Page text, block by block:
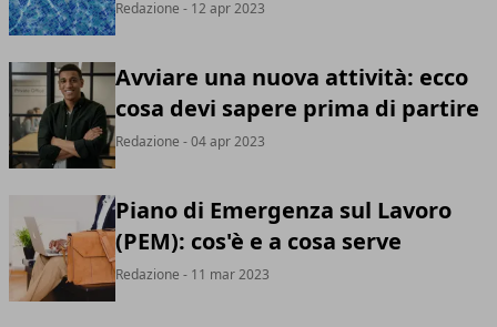
Redazione - 12 apr 2023
Avviare una nuova attività: ecco
cosa devi sapere prima di partire
Redazione - 04 apr 2023
Piano di Emergenza sul Lavoro
(PEM): cos'è e a cosa serve
Redazione - 11 mar 2023